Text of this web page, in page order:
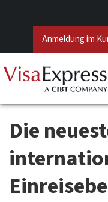
Anmeldung im
Die